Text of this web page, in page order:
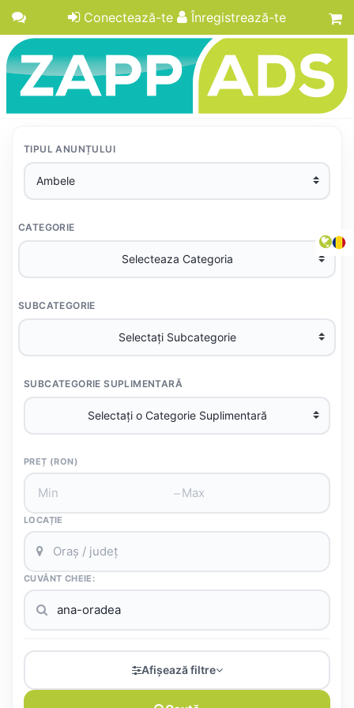
Conectează-te Înregistrează-te
TIPUL ANUNȚULUI
CATEGORIE
SUBCATEGORIE
SUBCATEGORIE SUPLIMENTARĂ
PREȚ (RON)
–
LOCAȚIE
CUVÂNT CHEIE:
Afișează filtre